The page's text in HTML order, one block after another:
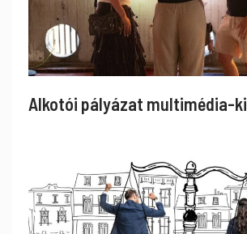
Alkotói pályázat multimédia-